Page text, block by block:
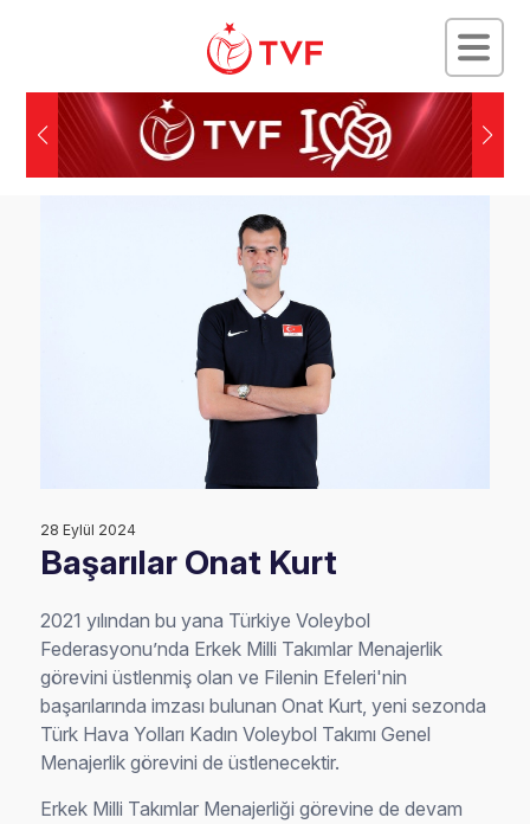
28 Eylül 2024
Başarılar Onat Kurt
2021 yılından bu yana Türkiye Voleybol
Federasyonu’nda Erkek Milli Takımlar Menajerlik
görevini üstlenmiş olan ve Filenin Efeleri'nin
başarılarında imzası bulunan Onat Kurt, yeni sezonda
Türk Hava Yolları Kadın Voleybol Takımı Genel
Menajerlik görevini de üstlenecektir.
Erkek Milli Takımlar Menajerliği görevine de devam